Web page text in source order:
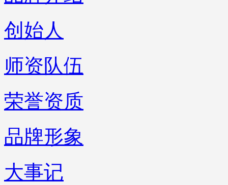
创始人
师资队伍
荣誉资质
品牌形象
大事记